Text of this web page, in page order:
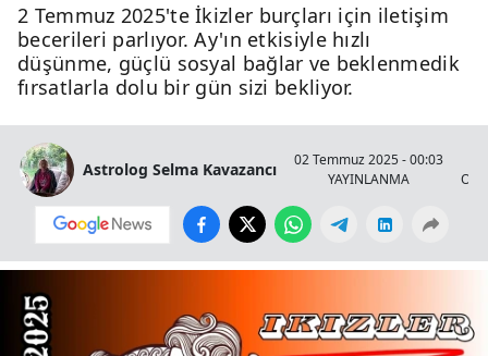
2 Temmuz 2025'te İkizler burçları için iletişim
becerileri parlıyor. Ay'ın etkisiyle hızlı
düşünme, güçlü sosyal bağlar ve beklenmedik
fırsatlarla dolu bir gün sizi bekliyor.
Astrolog Selma Kavazancı
02 Temmuz 2025 - 00:03
YAYINLANMA